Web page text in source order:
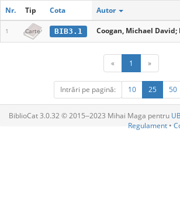
Nr. Tip Cota Autor
1 Carte BIB3.1 Coogan, Michael
« 1 »
Intrări pe pagină: 10 25 50
BiblioCat 3.0.32 © 2015‒2023 Mihai Maga pentru
Regulament •